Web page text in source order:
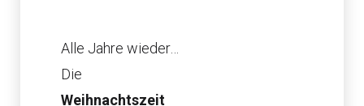
Alle Jahre wieder…
Die
Weihnachtszeit